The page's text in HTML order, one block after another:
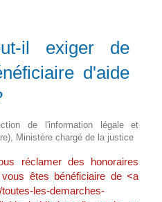
il exiger de
d'aide
de l'information légale et
Ministère chargé de la justice
réclamer des honoraires
êtes bénéficiaire de <a
les-demarches-